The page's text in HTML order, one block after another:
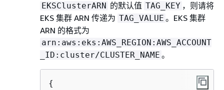
EKSClusterARN 的默认值 TAG_KEY ，则请将
EKS 集群 ARN 传递为 TAG_VALUE 。EKS 集群
ARN 的格式为
arn:aws:eks:AWS_REGION:AWS_ACCOUNT
_ID:cluster/CLUSTER_NAME 。
{